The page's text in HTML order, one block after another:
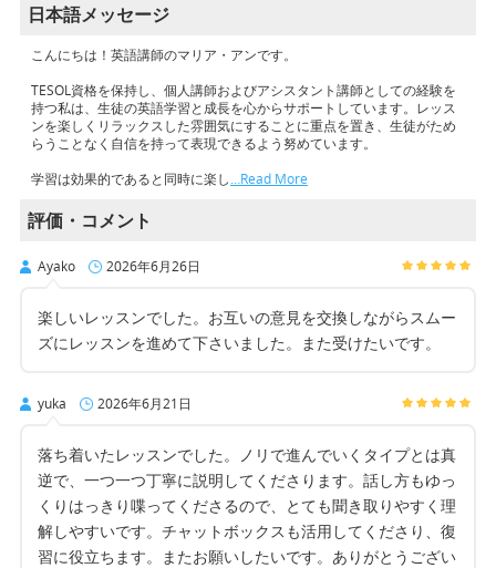
日本語メッセージ
こんにちは！英語講師のマリア・アンです。
TESOL資格を保持し、個人講師およびアシスタント講師としての経験を
持つ私は、生徒の英語学習と成長を心からサポートしています。レッス
ンを楽しくリラックスした雰囲気にすることに重点を置き、生徒がため
らうことなく自信を持って表現できるよう努めています。
学習は効果的であると同時に楽し…Read More
評価・コメント
Ayako 2026年6月26日
楽しいレッスンでした。お互いの意見を交換しながらスムー
ズにレッスンを進めて下さいました。また受けたいです。
yuka 2026年6月21日
落ち着いたレッスンでした。ノリで進んでいくタイプとは真
逆で、一つ一つ丁寧に説明してくださります。話し方もゆっ
くりはっきり喋ってくださるので、とても聞き取りやすく理
解しやすいです。チャットボックスも活用してくださり、復
習に役立ちます。またお願いしたいです。ありがとうござい